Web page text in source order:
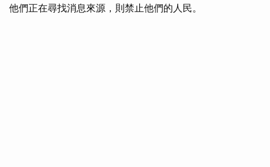
他們正在尋找消息來源，則禁止他們的人民。